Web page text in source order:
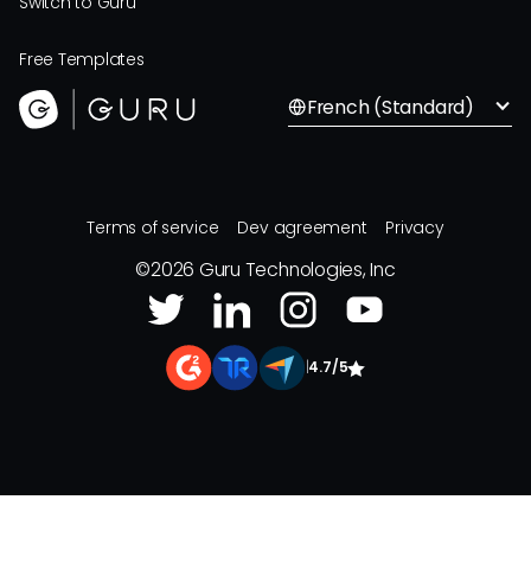
Free Templates
French (Standard)
Terms of service Dev agreement Privacy
©2026 Guru Technologies, Inc
4.7/5